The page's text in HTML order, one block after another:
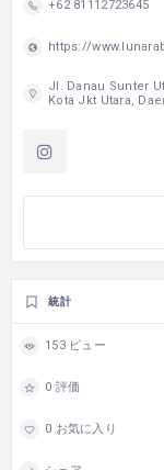
+62 81112723645
https://
Jl. Danau Sunter
Kota Jkt Utara,
統計
153 ビュー
0 評価
0 お気に入り